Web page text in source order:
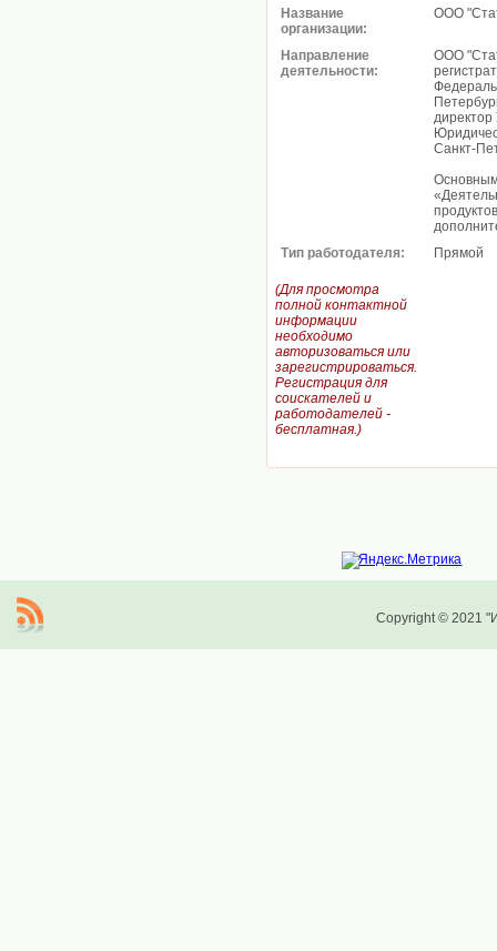
Название
организации:
ООО
Направление
деятельности:
ООО
Санкт-
Тип работодателя:
Прямой
(Для просмотра
полной контактной
информации
необходимо
авторизоваться или
зарегистрироваться.
Регистрация для
соискателей и
работодателей -
бесплатная.)
Copyright © 2021